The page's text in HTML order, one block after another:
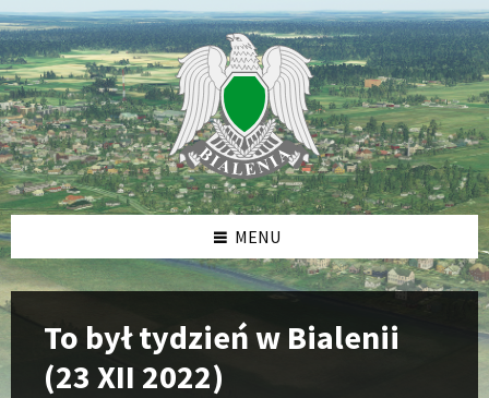
Skip
to
content
Skip
to
left
sidebar
Skip
to
right
sidebar
Skip
to
footer
MENU
To był tydzień w Bialenii
(23 XII 2022)